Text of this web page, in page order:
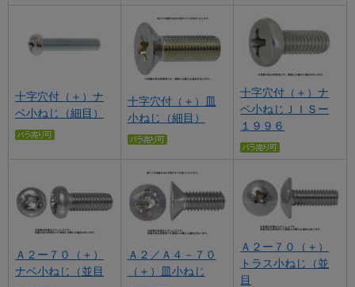
十字穴付（＋）ナ
ベ小ねじ（細目）
十字穴付（＋）皿
小ねじ（細目）
十字穴付（＋）ナ
ベ小ねじＪＩＳー
１９９６
Ａ２ー７０（＋）
ナベ小ねじ（並目
Ａ２／Ａ４－７０
（＋）皿小ねじ
Ａ２ー７０（＋）
トラス小ねじ（並
目